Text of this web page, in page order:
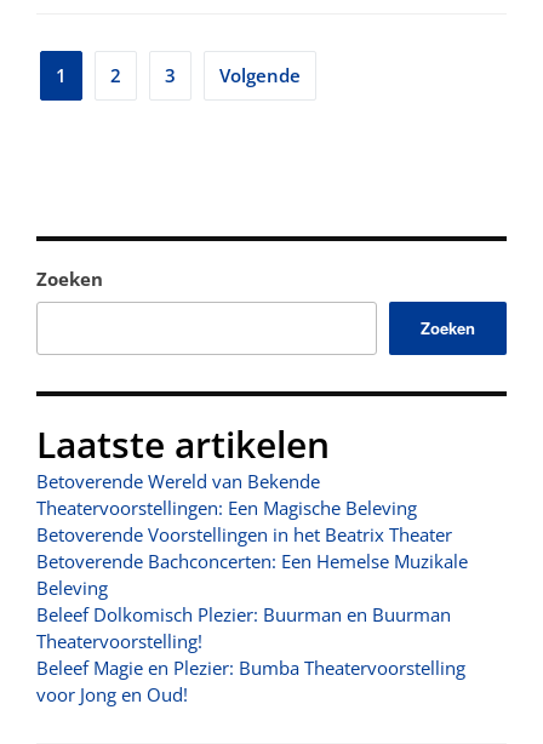
Zoeken
Zoeken
Laatste artikelen
Betoverende Wereld van Bekende
Theatervoorstellingen: Een Magische Beleving
Betoverende Voorstellingen in het Beatrix Theater
Betoverende Bachconcerten: Een Hemelse Muzikale
Beleving
Beleef Dolkomisch Plezier: Buurman en Buurman
Theatervoorstelling!
Beleef Magie en Plezier: Bumba Theatervoorstelling
voor Jong en Oud!
Berichtnavigatie
1 2 3 Volgende